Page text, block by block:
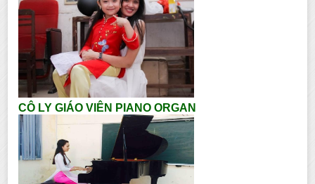
CÔ LY GIÁO VIÊN PIANO ORGAN